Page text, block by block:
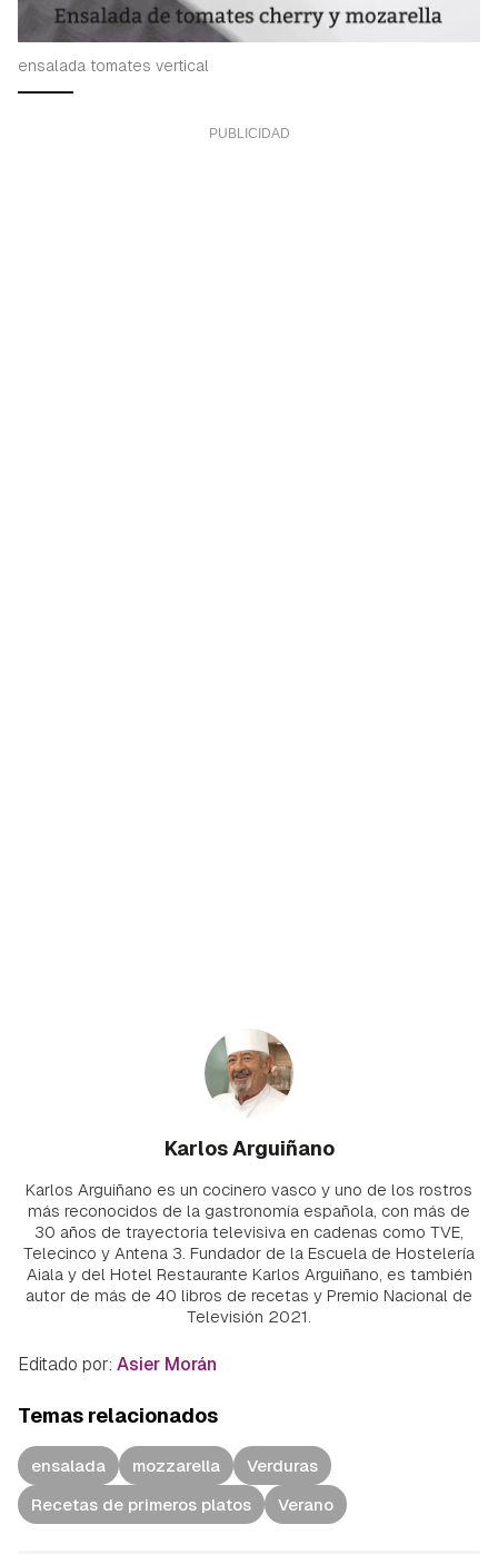
ensalada tomates vertical
Karlos Arguiñano
Karlos Arguiñano es un cocinero vasco y uno de los rostros
más reconocidos de la gastronomía española, con más de
30 años de trayectoria televisiva en cadenas como TVE,
Telecinco y Antena 3. Fundador de la Escuela de Hostelería
Aiala y del Hotel Restaurante Karlos Arguiñano, es también
autor de más de 40 libros de recetas y Premio Nacional de
Televisión 2021.
Editado por: Asier Morán
Temas relacionados
ensalada mozzarella
Verduras
Recetas de primeros platos
Verano